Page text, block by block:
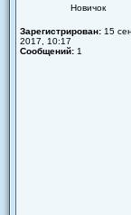
Новичок
Зарегистрирован: 15 сен
2017, 10:17
Сообщений: 1